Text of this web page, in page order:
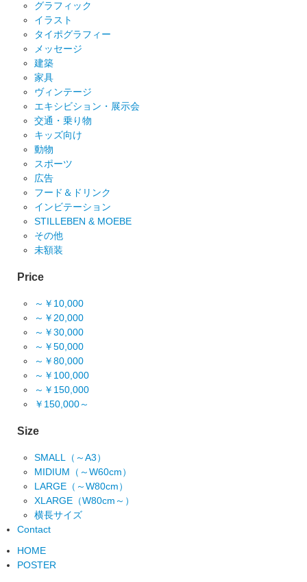
グラフィック
イラスト
タイポグラフィー
メッセージ
建築
家具
ヴィンテージ
エキシビション・展示会
交通・乗り物
キッズ向け
動物
スポーツ
広告
フード＆ドリンク
インビテーション
STILLEBEN & MOEBE
その他
未額装
Price
～￥10,000
～￥20,000
～￥30,000
～￥50,000
～￥80,000
～￥100,000
～￥150,000
￥150,000～
Size
SMALL（～A3）
MIDIUM（～W60cm）
LARGE（～W80cm）
XLARGE（W80cm～）
横長サイズ
Contact
HOME
POSTER